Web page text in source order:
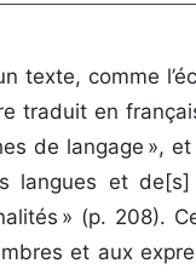
texte, comme
traduit en
de langage »,
langues et
» (p. 208).
et aux